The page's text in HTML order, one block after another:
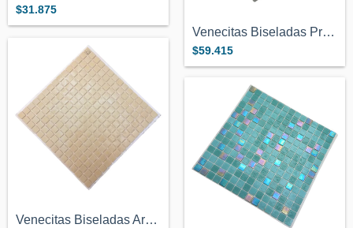
$31.875
Venecitas Biseladas Premium Gris Niebla...
$59.415
Venecitas Biseladas Arena / Beige 2x2cm...